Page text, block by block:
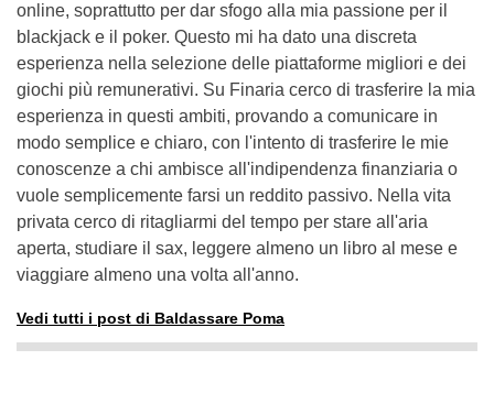
online, soprattutto per dar sfogo alla mia passione per il
blackjack e il poker. Questo mi ha dato una discreta
esperienza nella selezione delle piattaforme migliori e dei
giochi più remunerativi. Su Finaria cerco di trasferire la mia
esperienza in questi ambiti, provando a comunicare in
modo semplice e chiaro, con l'intento di trasferire le mie
conoscenze a chi ambisce all'indipendenza finanziaria o
vuole semplicemente farsi un reddito passivo. Nella vita
privata cerco di ritagliarmi del tempo per stare all'aria
aperta, studiare il sax, leggere almeno un libro al mese e
viaggiare almeno una volta all'anno.
Vedi tutti i post di Baldassare Poma